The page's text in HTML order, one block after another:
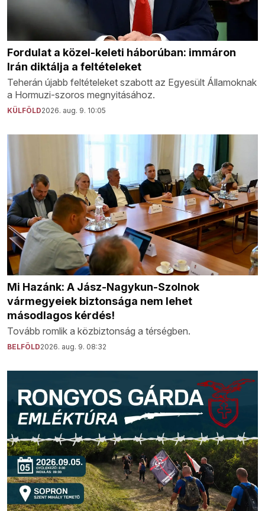
Fordulat a közel-keleti háborúban: immáron
Irán diktálja a feltételeket
Teherán újabb feltételeket szabott az Egyesült Államoknak
a Hormuzi-szoros megnyitásához.
KÜLFÖLD2026. aug. 9. 10:05
Mi Hazánk: A Jász-Nagykun-Szolnok
vármegyeiek biztonsága nem lehet
másodlagos kérdés!
Tovább romlik a közbiztonság a térségben.
BELFÖLD2026. aug. 9. 08:32